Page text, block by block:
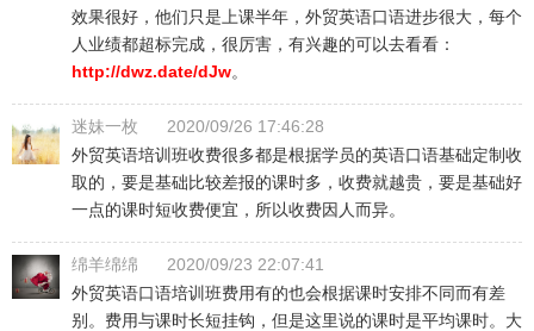
效果很好，他们只是上课半年，外贸英语口语进步很大，每个
人业绩都超标完成，很厉害，有兴趣的可以去看看：
http://dwz.date/dJw。
迷妹一枚
2020/09/26 17:46:28
外贸英语培训班收费很多都是根据学员的英语口语基础定制收
取的，要是基础比较差报的课时多，收费就越贵，要是基础好
一点的课时短收费便宜，所以收费因人而异。
绵羊绵绵
2020/09/23 22:07:41
外贸英语口语培训班费用有的也会根据课时安排不同而有差
别。费用与课时长短挂钩，但是这里说的课时是平均课时。大